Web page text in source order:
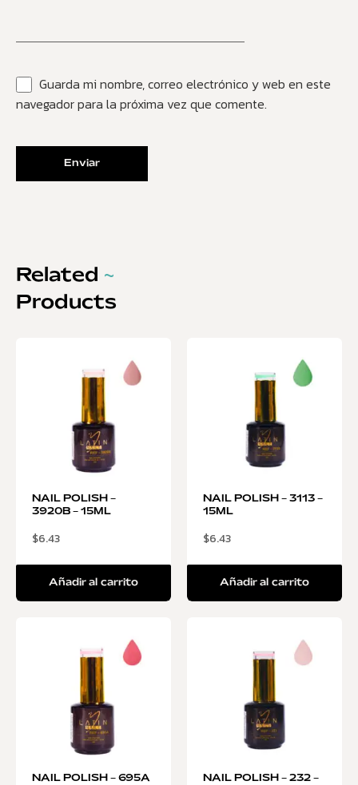
Guarda mi nombre, correo electrónico y web en este
navegador para la próxima vez que comente.
Related ~
Products
NAIL POLISH –
3920B – 15ML
$6.43
Añadir al carrito
NAIL POLISH – 3113 –
15ML
$6.43
Añadir al carrito
NAIL POLISH – 695A
NAIL POLISH – 232 –